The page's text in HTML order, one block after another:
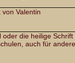
Valentin
die heilige
auch für